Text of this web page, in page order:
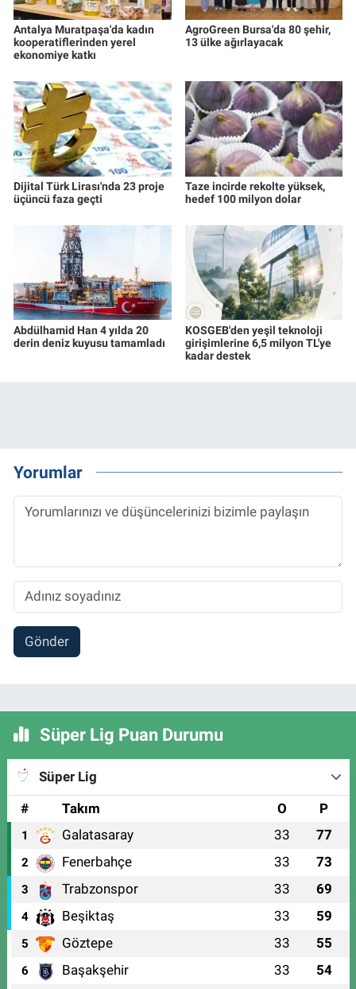
Antalya Muratpaşa'da kadın
kooperatiflerinden yerel
ekonomiye katkı
AgroGreen Bursa'da 80 şehir,
13 ülke ağırlayacak
Dijital Türk Lirası'nda 23 proje
üçüncü faza geçti
Taze incirde rekolte yüksek,
hedef 100 milyon dolar
Abdülhamid Han 4 yılda 20
derin deniz kuyusu tamamladı
KOSGEB'den yeşil teknoloji
girişimlerine 6,5 milyon TL'ye
kadar destek
Yorumlar
Gönder
Süper Lig Puan Durumu
Süper Lig
#
Takım O P
1 Galatasaray 33 77
2 Fenerbahçe 33 73
3 Trabzonspor 33 69
4 Beşiktaş 33 59
5 Göztepe 33 55
6 Başakşehir 33 54